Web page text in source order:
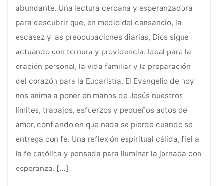
abundante. Una lectura cercana y esperanzadora
para descubrir que, en medio del cansancio, la
escasez y las preocupaciones diarias, Dios sigue
actuando con ternura y providencia. Ideal para la
oración personal, la vida familiar y la preparación
del corazón para la Eucaristía. El Evangelio de hoy
nos anima a poner en manos de Jesús nuestros
límites, trabajos, esfuerzos y pequeños actos de
amor, confiando en que nada se pierde cuando se
entrega con fe. Una reflexión espiritual cálida, fiel a
la fe católica y pensada para iluminar la jornada con
esperanza. […]